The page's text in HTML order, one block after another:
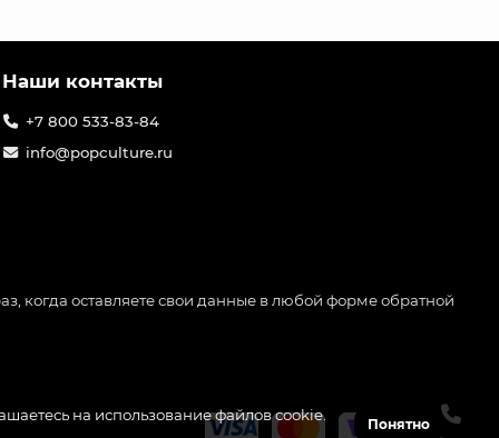
на использование файлов cookie.
Понятно
Наши контакты
+7 800 533-83-84
info@popculture.ru
когда оставляете свои данные в любой форме обратной